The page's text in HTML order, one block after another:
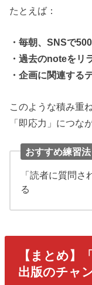
たとえば：
・毎朝、SNSで
・過去のnoteをリ
・企画に関連する
このような積み重
「即応力」につな
おすすめ練習法
「読者に質問
る
【まとめ】
出版のチャ